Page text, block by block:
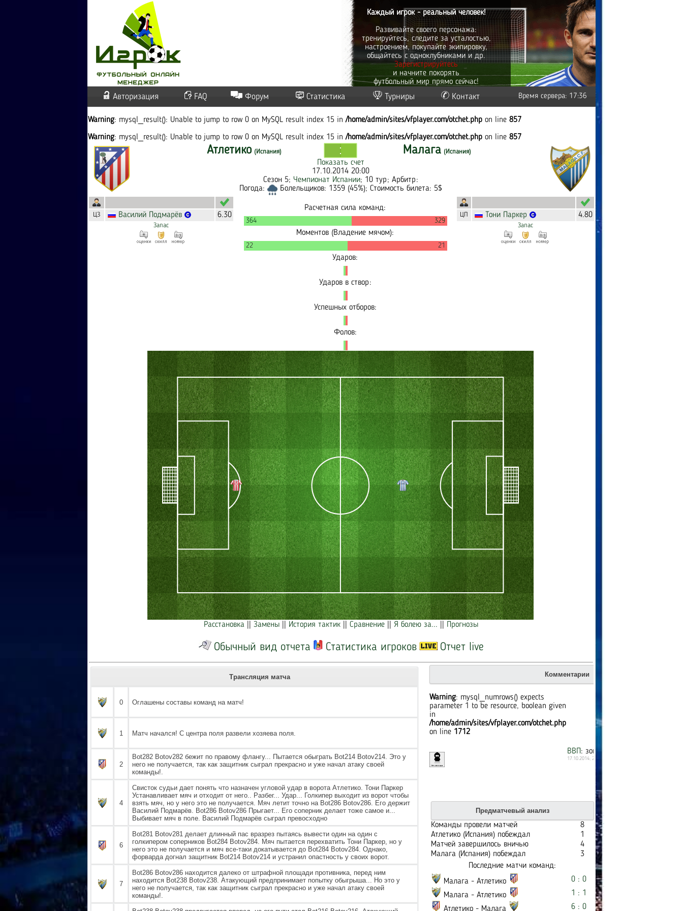
Каждый игрок - реальный человек!
Развивайте своего персонажа:
тренируйтесь, следите за усталостью,
настроением, покупайте экипировку,
общайтесь с одноклубниками и др.
Зарегистрируйтесь
и начните покорять
футбольный мир прямо сейчас!
Авторизация FAQ Форум Статистика Турниры Контакт Время сервера: 17:36
Warning: mysql_result(): Unable to jump to row 0 on MySQL result index 15 in/home/admin/sites/vfplayer.com/otchet.php on line 857
Warning: mysql_result(): Unable to jump to row 0 on MySQL result index 15 in/home/admin/sites/vfplayer.com/otchet.php on line 857
Атлетико (Испания) Малага (Испания)
Показать счет
17.10.2014 20:00
Сезон 5; Чемпионат Испании; 10 тур; Арбитр:
Погода:
Болельщиков: 1359 (45%); Стоимость билета: 5$
ЦЗ Василий Подмарёв 6.30
Запас
Расчетная сила команд:
364 329
Моментов (Владение мячом):
22 21
Ударов:
Ударов в створ:
Успешных отборов:
Фолов:
ЦП Тони Паркер 4.80
Запас
Расстановка Замены История тактик Сравнение Я болею за... Прогнозы
Обычный вид отчета Статистика игроков Отчет live
Трансляция матча
0 Оглашены составы команд на матч!
1 Матч начался! С центра поля развели хозяева поля.
2
Bot282 Botov282 бежит по правому флангу... Пытается обыграть Bot214 Botov214. Это у
него не получается, так как защитник сыграл прекрасно и уже начал атаку своей
команды!.
4
Свисток судьи дает понять что назначен угловой удар в ворота Атлетико. Тони Паркер
Устанавливает мяч и отходит от него.. Разбег... Удар... Голкипер выходит из ворот чтобы
взять мяч, но у него это не получается. Мяч летит точно на Bot286 Botov286. Его держит
Василий Подмарёв. Bot286 Botov286 Прыгает... Его соперник делает тоже самое и...
Выбивает мяч в поле. Василий Подмарёв сыграл превосходно
6
Bot281 Botov281 делает длинный пас вразрез пытаясь вывести один на один с
голкипером соперников Bot284 Botov284. Мяч пытается перехватить Тони Паркер, но у
него это не получается и мяч все-таки докатывается до Bot284 Botov284. Однако,
форварда догнал защитник Bot214 Botov214 и устранил опастность у своих ворот.
7
Bot286 Botov286 находится далеко от штрафной площади противника, перед ним
находится Bot238 Botov238. Атакующий предпринимает попытку обыгрыша... Но это у
него не получается, так как защитник сыграл прекрасно и уже начал атаку своей
команды!.
Комментарии
Warning: mysql_numrows() expects
parameter 1 to be resource, boolean given
in
/home/admin/sites/vfplayer.com/otchet.php
on line 1712
ВВП : зомби против зомби
17.10.2014; 20:31
Предматчевый анализ
Команды провели матчей
8
Атлетико (Испания) побеждал
1
Матчей завершилось вничью
4
Малага (Испания) побеждал
3
Последние матчи команд:
Малага - Атлетико
0 : 0
Малага - Атлетико
1 : 1
Атлетико - Малага
6 : 0